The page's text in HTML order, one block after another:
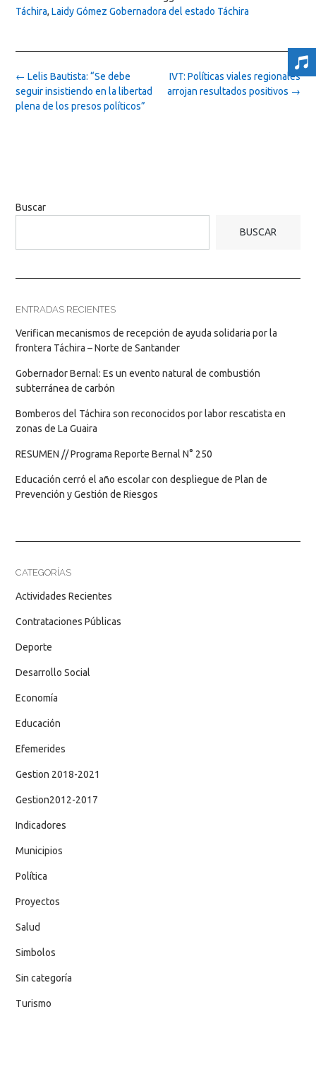
Táchira, Laidy Gómez Gobernadora del estado Táchira
Post
navigation
IVT: Políticas viales regionales
arrojan resultados positivos →
← Lelis Bautista: “Se debe
seguir insistiendo en la libertad
plena de los presos políticos”
Buscar
BUSCAR
ENTRADAS RECIENTES
Verifican mecanismos de recepción de ayuda solidaria por la
frontera Táchira – Norte de Santander
Gobernador Bernal: Es un evento natural de combustión
subterránea de carbón
Bomberos del Táchira son reconocidos por labor rescatista en
zonas de La Guaira
RESUMEN // Programa Reporte Bernal N° 250
Educación cerró el año escolar con despliegue de Plan de
Prevención y Gestión de Riesgos
CATEGORÍAS
Actividades Recientes
Contrataciones Públicas
Deporte
Desarrollo Social
Economía
Educación
Efemerides
Gestion 2018-2021
Gestion2012-2017
Indicadores
Municipios
Política
Proyectos
Salud
Simbolos
Sin categoría
Turismo